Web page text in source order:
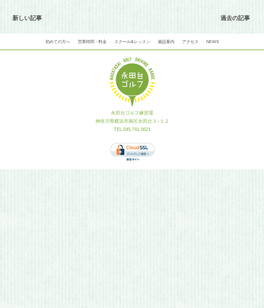
新しい記事 過去の記事
初めての方へ 営業時間・料金 スクール&レッスン 施設案内 アクセス NEWS
永田台ゴルフ練習場
神奈川県横浜市南区永田台３−１２
TEL.045-741-5621